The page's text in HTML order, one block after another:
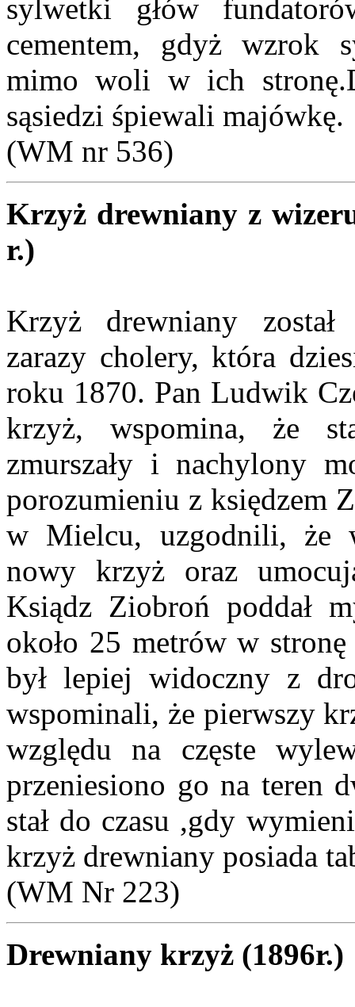
sylwetki głów
cementem, gdyż wzrok
mimo woli w ich
sąsiedzi śpiewali majówkę.
(WM nr 536)
Krzyż drewniany z
r.)
Krzyż drewniany został
zarazy cholery, która
roku 1870. Pan Ludwik
krzyż, wspomina, że
zmurszały i nachylony
porozumieniu z księdzem
w Mielcu, uzgodnili, że
nowy krzyż oraz
Ksiądz Ziobroń poddał
około 25 metrów w
był lepiej widoczny z
wspominali, że pierwszy
względu na częste
przeniesiono go na teren
stał do czasu ,gdy
krzyż drewniany posiada
(WM Nr 223)
Drewniany krzyż (1896r.)